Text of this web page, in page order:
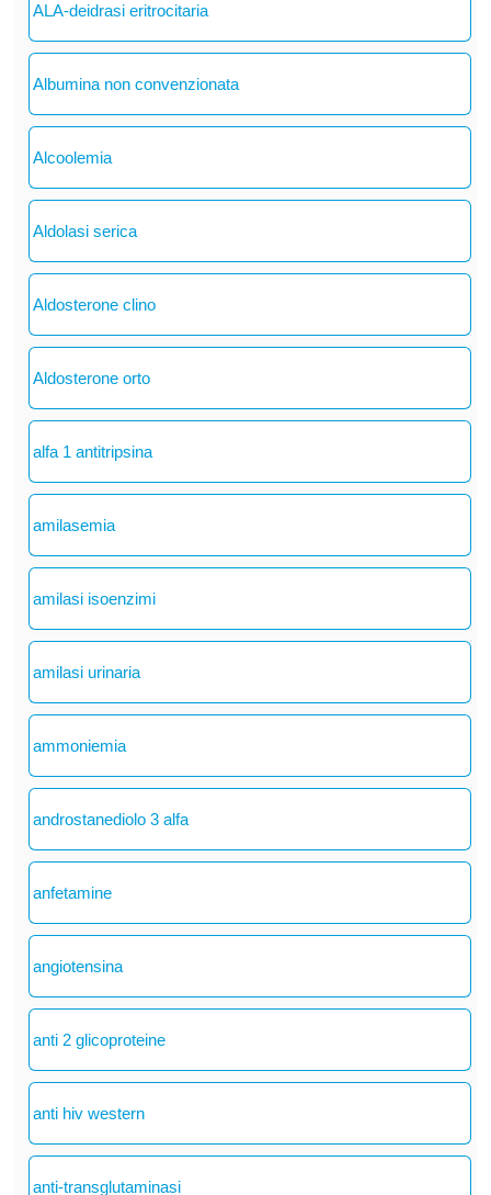
ALA-deidrasi eritrocitaria
Albumina non convenzionata
Alcoolemia
Aldolasi serica
Aldosterone clino
Aldosterone orto
alfa 1 antitripsina
amilasemia
amilasi isoenzimi
amilasi urinaria
ammoniemia
androstanediolo 3 alfa
anfetamine
angiotensina
anti 2 glicoproteine
anti hiv western
anti-transglutaminasi